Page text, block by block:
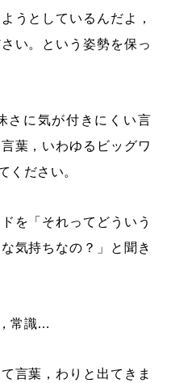
うとしているんだよ，
い。という姿勢を保っ
さに気が付きにくい言
葉，いわゆるビッグワ
ください。
を「それってどういう
気持ちなの？」と聞き
常識…
言葉，わりと出てきま